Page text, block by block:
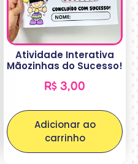
Atividade Interativa
Mãozinhas do Sucesso!
R$ 3,00
Adicionar ao
carrinho